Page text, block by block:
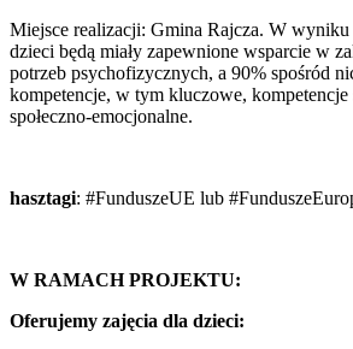
Miejsce realizacji: Gmina Rajcza. W
dzieci będą miały zapewnione wsparcie w
potrzeb psychofizycznych, a 90% spośród
kompetencje, w tym kluczowe, kompetencje
społeczno-emocjonalne.
hasztagi: #FunduszeUE lub
W RAMACH PROJEKTU:
Oferujemy zajęcia dla dzieci: